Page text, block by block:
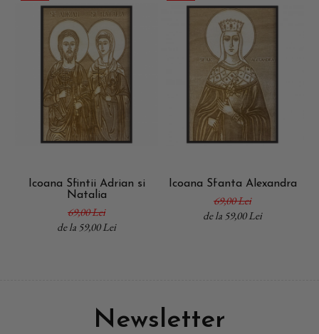
Icoana Sfintii Adrian si
Natalia
69,00 Lei
de la 59,00 Lei
Icoana Sfanta Alexandra
69,00 Lei
de la 59,00 Lei
Newsletter